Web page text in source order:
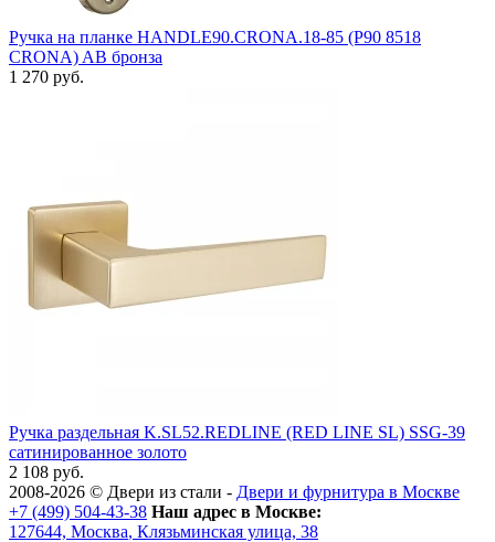
Ручка на планке HANDLE90.CRONA.18-85 (P90 8518
CRONA) AB бронза
1 270 руб.
Ручка раздельная K.SL52.REDLINE (RED LINE SL) SSG-39
сатинированное золото
2 108 руб.
2008-2026 © Двери из стали - Двери и фурнитура в Москве
+7 (499) 504-43-38 Наш адрес в Москве:
127644, Москва, Клязьминская улица, 38